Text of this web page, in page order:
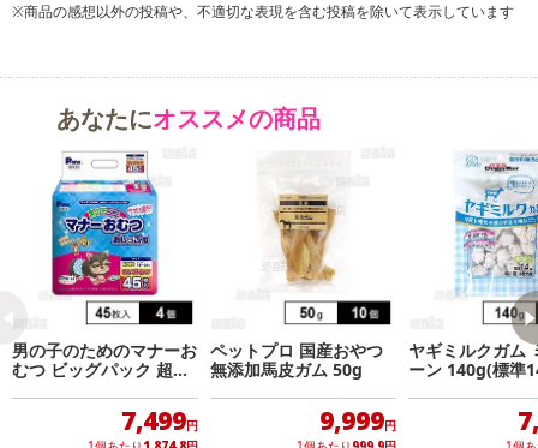
※商品の感想以外の投稿や、不適切な表現を含む投稿を除いて表示しています
あなたにオススメの商品
男の子のためのマナーお
むつ ビッグパック 超小
7,499円
ペットプロ 国産おやつ
無添加馬皮ガム 50g
9,999円
ヤギミルクガム
ーン 140g(標準